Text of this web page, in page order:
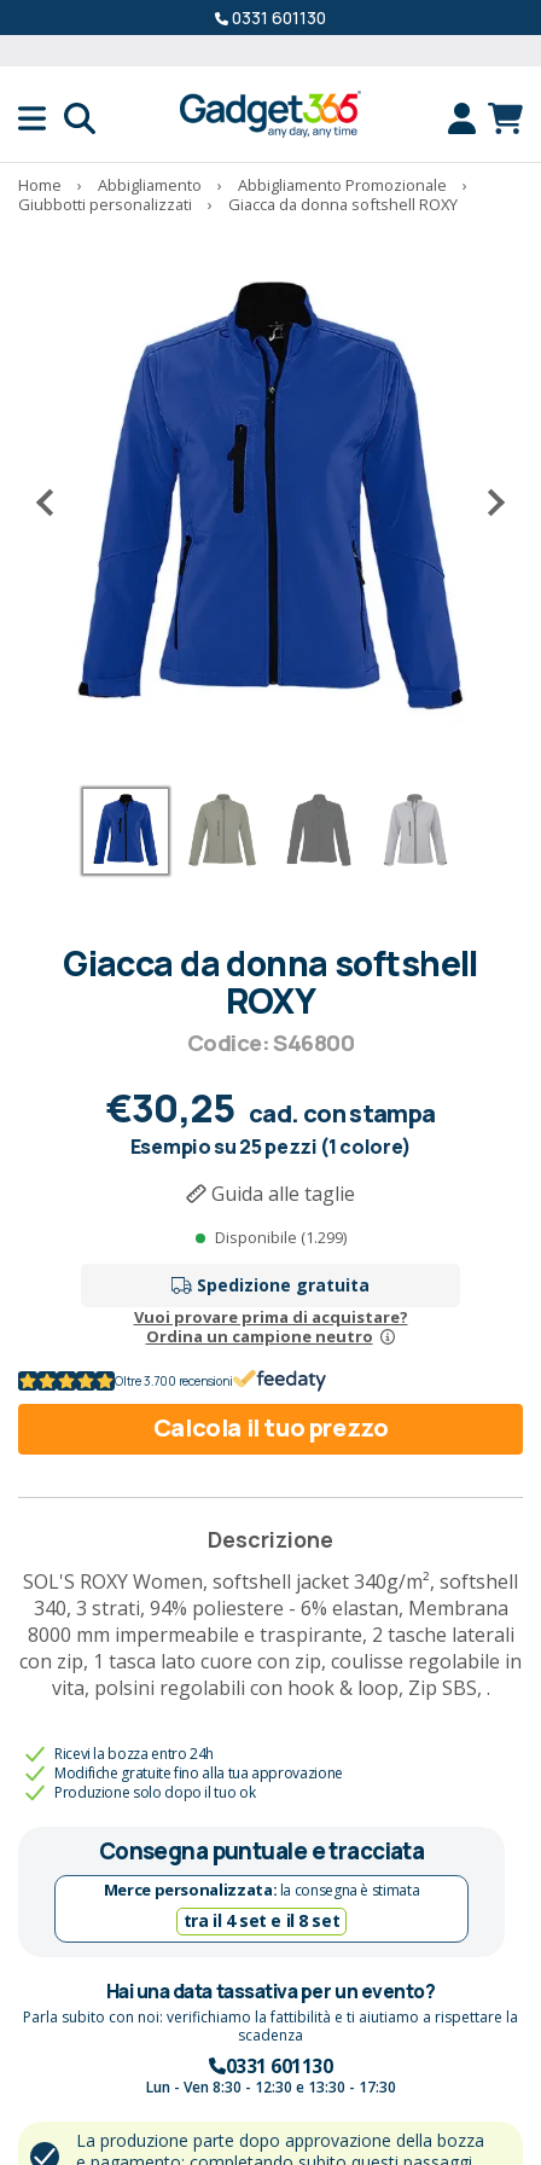
0331 601130
Home › Abbigliamento › Abbigliamento Promozionale
›
Giubbotti personalizzati
› Giacca da donna softshell ROXY
Giacca da donna softshell
ROXY
Codice: S46800
€30,25 cad. con stampa
Esempio su 25 pezzi (1 colore)
Guida alle taglie
Disponibile (1.299)
Spedizione gratuita
Vuoi provare prima di acquistare?
Ordina un campione neutro
Oltre 3.700 recensioni
Calcola il tuo prezzo
Descrizione
SOL'S ROXY Women, softshell jacket 340g/m², softshell
340, 3 strati, 94% poliestere - 6% elastan, Membrana
8000 mm impermeabile e traspirante, 2 tasche laterali
con zip, 1 tasca lato cuore con zip, coulisse regolabile in
vita, polsini regolabili con hook & loop, Zip SBS, .
Ricevi la bozza entro 24h
Modifiche gratuite fino alla tua approvazione
Produzione solo dopo il tuo ok
Consegna puntuale e tracciata
Merce personalizzata:la consegna è stimata
tra il 4 set e il 8 set
Hai una data tassativa per un evento?
Parla subito con noi: verifichiamo la fattibilità e ti aiutiamo a rispettare la
scadenza
0331 601130
Lun - Ven 8:30 - 12:30 e 13:30 - 17:30
La produzione parte dopo approvazione della bozza